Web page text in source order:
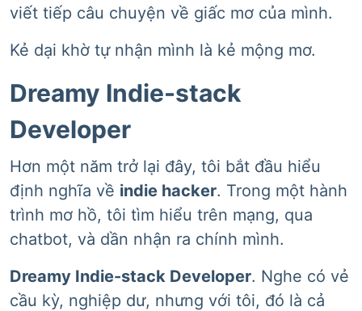
viết tiếp câu chuyện về giấc mơ của mình.
Kẻ dại khờ tự nhận mình là kẻ mộng mơ.
Dreamy Indie-stack
Developer
Hơn một năm trở lại đây, tôi bắt đầu hiểu
định nghĩa về indie hacker. Trong một hành
trình mơ hồ, tôi tìm hiểu trên mạng, qua
chatbot, và dần nhận ra chính mình.
Dreamy Indie-stack Developer. Nghe có vẻ
cầu kỳ, nghiệp dư, nhưng với tôi, đó là cả